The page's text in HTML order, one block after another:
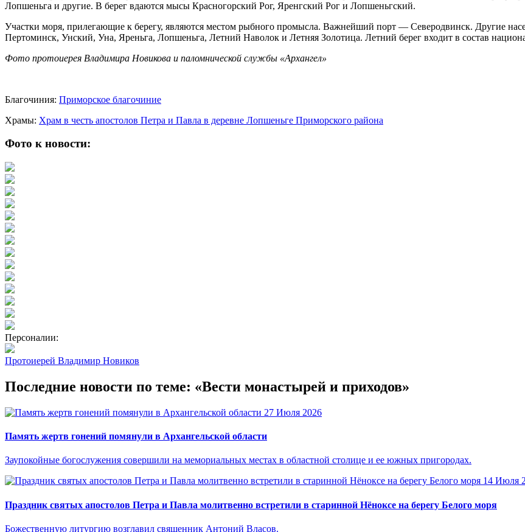
Лопшеньга и другие. В берег вдаются мысы Красногорский Рог, Яренгский Рог и Лопшеньгский.
Участки моря, прилегающие к берегу, являются местом рыбного промысла. Важнейший порт — Северодвинск. Другие
Пертоминск, Унский, Уна, Яреньга, Лопшеньга, Летний Наволок и Летняя Золотица. Летний берег входит в состав
Фото протоиерея Владимира Новикова и паломнической службы «Архангел»
Благочиния: Приморское благочиние
Храмы: Храм в честь апостолов Петра и Павла в деревне Лопшеньге Приморского района
Фото к новости:
Персоналии:
Протоиерей Владимир Новиков
Последние новости по теме: «Вести монастырей и приходов»
27 Июля 2026
Память жертв гонений помянули в Архангельской области
Заупокойные богослужения совершили на мемориальных местах в областной столице и ее южных пригородах.
14 Июля
Праздник святых апостолов Петра и Павла молитвенно встретили в старинной Нёноксе на берегу Белого моря
Божественную литургию возглавил священник Антоний Власов.